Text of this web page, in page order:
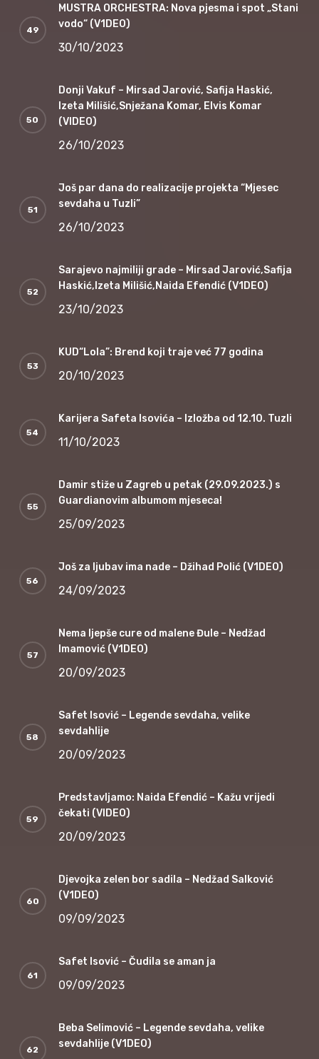
MUSTRA ORCHESTRA: Nova pjesma i spot „Stani
vodo“ (V1DEO)
30/10/2023
Donji Vakuf – Mirsad Jarović, Safija Haskić,
Izeta Milišić,Snježana Komar, Elvis Komar
(VIDEO)
26/10/2023
Još par dana do realizacije projekta “Mjesec
sevdaha u Tuzli”
26/10/2023
Sarajevo najmiliji grade – Mirsad Jarović,Safija
Haskić,Izeta Milišić,Naida Efendić (V1DEO)
23/10/2023
KUD“Lola”: Brend koji traje već 77 godina
20/10/2023
Karijera Safeta Isovića – Izložba od 12.10. Tuzli
11/10/2023
Damir stiže u Zagreb u petak (29.09.2023.) s
Guardianovim albumom mjeseca!
25/09/2023
Još za ljubav ima nade – Džihad Polić (V1DEO)
24/09/2023
Nema ljepše cure od malene Đule – Nedžad
Imamović (V1DEO)
20/09/2023
Safet Isović – Legende sevdaha, velike
sevdahlije
20/09/2023
Predstavljamo: Naida Efendić – Kažu vrijedi
čekati (VIDEO)
20/09/2023
Djevojka zelen bor sadila – Nedžad Salković
(V1DEO)
09/09/2023
Safet Isović – Čudila se aman ja
09/09/2023
Beba Selimović – Legende sevdaha, velike
sevdahlije (V1DEO)